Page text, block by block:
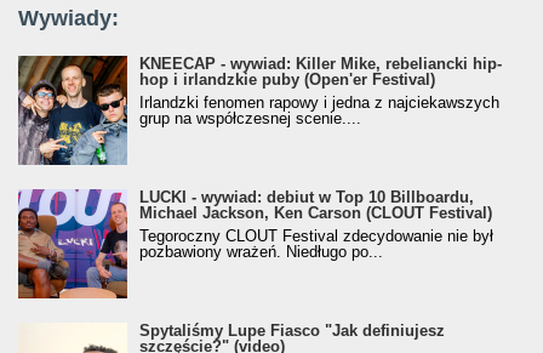
Wywiady:
KNEECAP - wywiad: Killer Mike, rebeliancki hip-
hop i irlandzkie puby (Open'er Festival)
Irlandzki fenomen rapowy i jedna z najciekawszych
grup na współczesnej scenie....
LUCKI - wywiad: debiut w Top 10 Billboardu,
Michael Jackson, Ken Carson (CLOUT Festival)
Tegoroczny CLOUT Festival zdecydowanie nie był
pozbawiony wrażeń. Niedługo po...
Spytaliśmy Lupe Fiasco "Jak definiujesz
szczęście?" (video)